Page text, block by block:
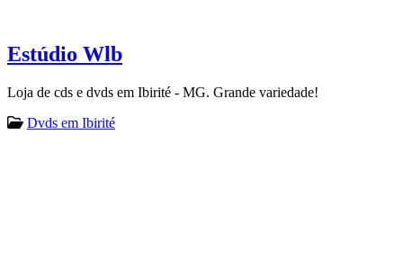
Estúdio Wlb
Loja de cds e dvds em Ibirité - MG. Grande variedade!
Dvds em Ibirité